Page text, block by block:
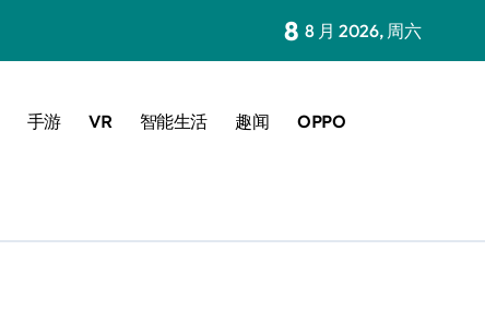
8 8 月 2026, 周六
手游 VR 智能生活 趣闻 OPPO